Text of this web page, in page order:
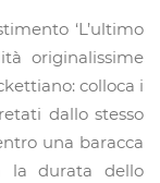
‘L’ultimo
originalissime
colloca i
dallo stesso
una baracca
durata dello